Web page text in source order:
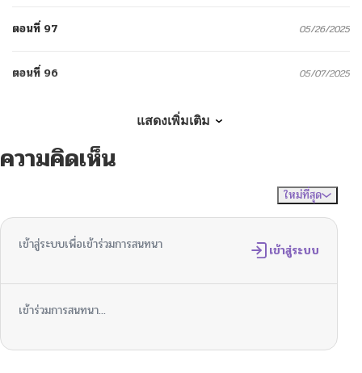
ตอนที่ 97 05/26/2025
ตอนที่ 96 05/07/2025
ตอนที่ 94
04/29/2025
ตอนที่ 92 04/29/2025
04/02/2025
แสดงเพิ่มเติม
ความคิดเห็น
ใหม่ที่สุด
เข้าสู่ระบบเพื่อเข้าร่วมการสนทนา เข้าสู่ระบบ
เข้าร่วมการสนทนา...